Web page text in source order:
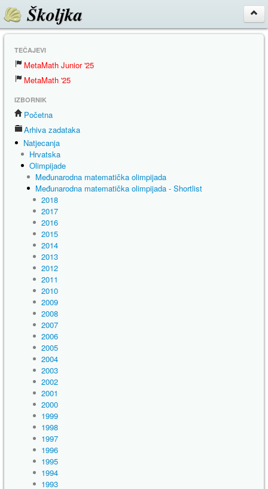
Školjka
TEČAJEVI
MetaMath Junior '25
MetaMath '25
IZBORNIK
Početna
Arhiva zadataka
Natjecanja
Hrvatska
Olimpijade
Međunarodna matematička olimpijada
Međunarodna matematička olimpijada - Shortlist
2018
2017
2016
2015
2014
2013
2012
2011
2010
2009
2008
2007
2006
2005
2004
2003
2002
2001
2000
1999
1998
1997
1996
1995
1994
1993